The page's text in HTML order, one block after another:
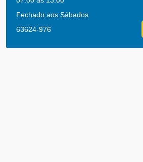
Fechado aos Sábados
63624-976